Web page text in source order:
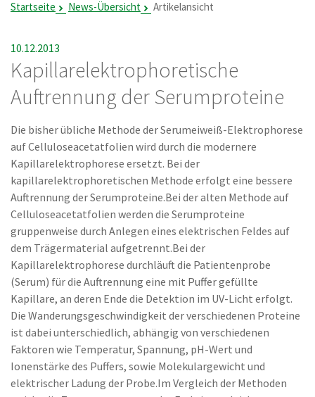
Startseite News-Übersicht Artikelansicht
10.12.2013
Kapillarelektrophoretische
Auftrennung der Serumproteine
Die bisher übliche Methode der Serumeiweiß-Elektrophorese
auf Celluloseacetatfolien wird durch die modernere
Kapillarelektrophorese ersetzt. Bei der
kapillarelektrophoretischen Methode erfolgt eine bessere
Auftrennung der Serumproteine.Bei der alten Methode auf
Celluloseacetatfolien werden die Serumproteine
gruppenweise durch Anlegen eines elektrischen Feldes auf
dem Trägermaterial aufgetrennt.Bei der
Kapillarelektrophorese durchläuft die Patientenprobe
(Serum) für die Auftrennung eine mit Puffer gefüllte
Kapillare, an deren Ende die Detektion im UV-Licht erfolgt.
Die Wanderungsgeschwindigkeit der verschiedenen Proteine
ist dabei unterschiedlich, abhängig von verschiedenen
Faktoren wie Temperatur, Spannung, pH-Wert und
Ionenstärke des Puffers, sowie Molekulargewicht und
elektrischer Ladung der Probe.Im Vergleich der Methoden